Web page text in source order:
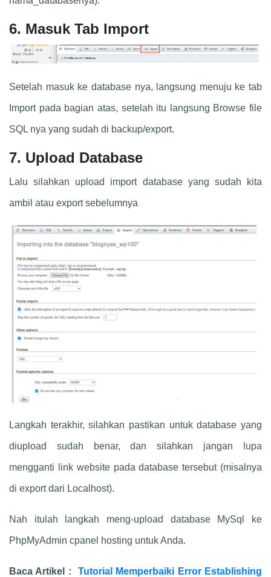
6. Masuk Tab Import
Setelah masuk ke database nya, langsung menuju ke tab
Import pada bagian atas, setelah itu langsung Browse file
SQL nya yang sudah di backup/export.
7. Upload Database
Lalu silahkan upload import database yang sudah kita
ambil atau export sebelumnya
Langkah terakhir, silahkan pastikan untuk database yang
diupload sudah benar, dan silahkan jangan lupa
mengganti link website pada database tersebut (misalnya
di export dari Localhost).
Nah itulah langkah meng-upload database MySql ke
PhpMyAdmin cpanel hosting untuk Anda.
Baca Artikel : Tutorial Memperbaiki Error Establishing